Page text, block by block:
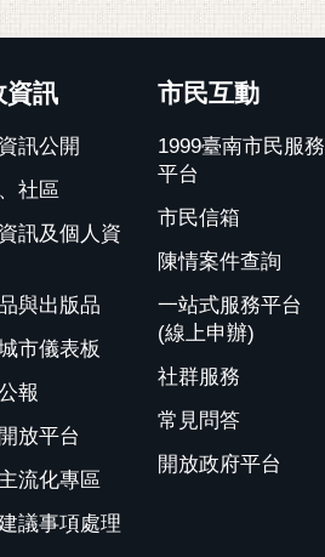
資訊
訊公開
社區
訊及個人資
與出版品
市儀表板
報
放平台
流化專區
議事項處理
市民互動
1999臺南市民服務
平台
市民信箱
陳情案件查詢
一站式服務平台
(線上申辦)
社群服務
常見問答
開放政府平台